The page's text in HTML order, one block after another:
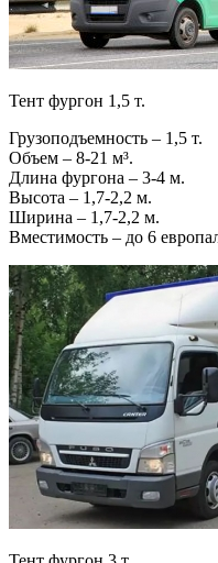
Тент фургон 1,5 т.
Грузоподъемность – 1,5 т.
Объем – 8-21 м³.
Длина фургона – 3-4 м.
Высота – 1,7-2,2 м.
Ширина – 1,7-2,2 м.
Вместимость – до 6